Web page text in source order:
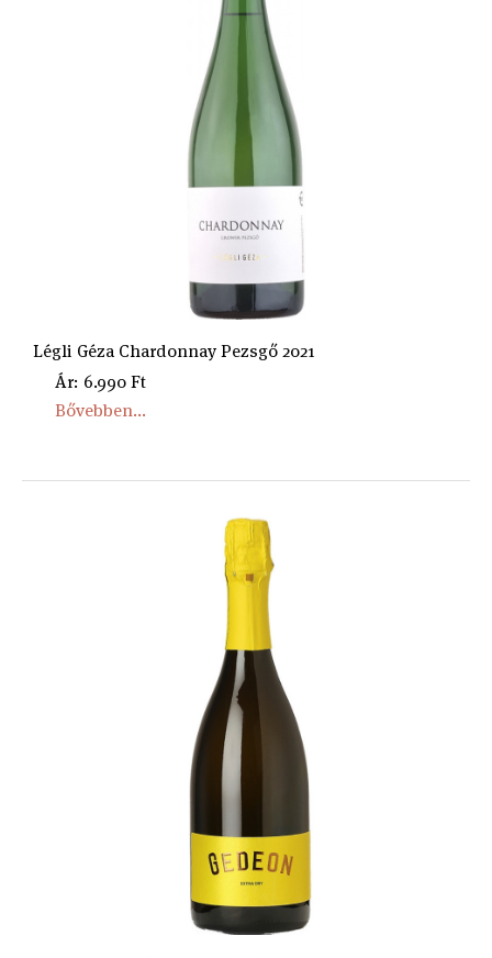
Légli Géza Chardonnay Pezsgő 2021
Ár: 6.990 Ft
Bővebben...